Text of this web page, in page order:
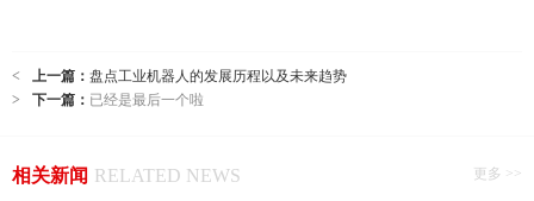
< 上一篇： 盘点工业机器人的发展历程以及未来趋势
>
下一篇： 已经是最后一个啦
更多 >>
相关新闻 RELATED NEWS